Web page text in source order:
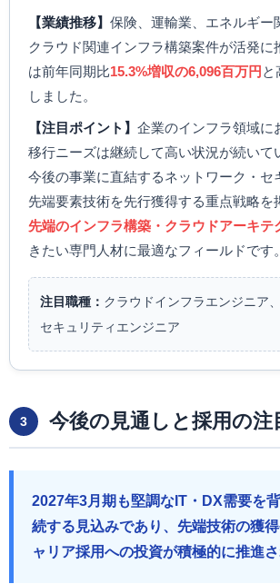
【業績推移】 保険、運輸業、エネルギー
クラウド関連インフラ構築案件が活発に
は前年同期比15.3%増収の6,096百万円 と
しました。
【注目ポイント】 企業のインフラ領域に
移行ニーズは継続して高い状況が続いて
今後の事業に直結するネットワーク・セ
先端要素技術を先行獲得する重点戦略を
先端のインフラ構築・クラウドアーキテ
きたい専門人材に最適なフィールドです。
注目職種： クラウドインフラエンジニア
セキュリティエンジニア
3 今後の見通しと採用の注
2027年3月期も堅調なIT・DX需要を
続する見込みであり、先端技術の獲
ャリア採用への投資が積極的に推進さ